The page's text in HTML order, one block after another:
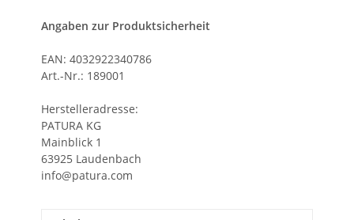
Angaben zur Produktsicherheit
EAN: 4032922340786
Art.-Nr.: 189001
Herstelleradresse:
PATURA KG
Mainblick 1
63925 Laudenbach
info@patura.com